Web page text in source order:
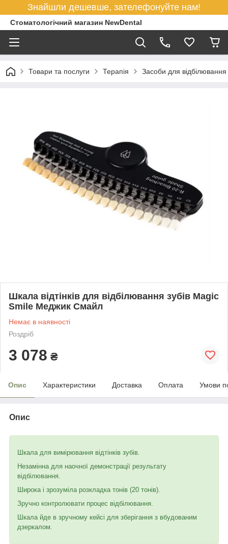
Знайшли дешевше, зателефонуйте нам!
Стоматологічний магазин NewDental
Товари та послуги Терапія Засоби для відбілювання
Шкала відтінків для відбілювання зубів Magic
Smile Меджик Смайл
Немає в наявності
Роздріб
3 078 ₴
Опис Характеристики Доставка Оплата Умови
Опис
Шкала для вимірювання відтінків зубів.
Незамінна для наочної демонстрації результату
відбілювання.
Широка і зрозуміла розкладка тонів (20 тонів).
Зручно контролювати процес відбілювання.
Шкала йде в зручному кейсі для зберігання з вбудованим
дзеркалом.